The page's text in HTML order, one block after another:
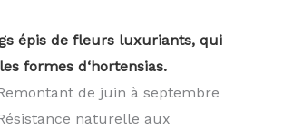
épis de fleurs luxuriants, qui
formes d‘hortensias.
de juin à septembre
naturelle aux